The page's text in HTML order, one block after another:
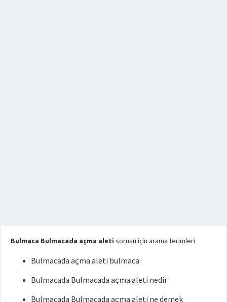
Bulmaca Bulmacada açma aleti sorusu için arama terimleri
Bulmacada açma aleti bulmaca
Bulmacada Bulmacada açma aleti nedir
Bulmacada Bulmacada açma aleti ne demek